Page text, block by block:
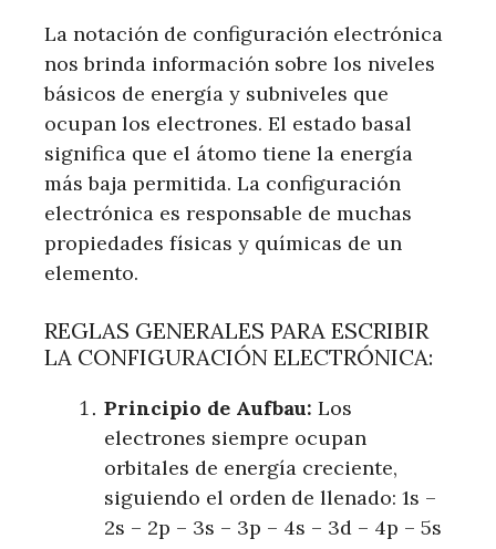
La notación de configuración electrónica
nos brinda información sobre los niveles
básicos de energía y subniveles que
ocupan los electrones. El estado basal
significa que el átomo tiene la energía
más baja permitida. La configuración
electrónica es responsable de muchas
propiedades físicas y químicas de un
elemento.
REGLAS GENERALES PARA ESCRIBIR
LA CONFIGURACIÓN ELECTRÓNICA:
Principio de Aufbau: Los
electrones siempre ocupan
orbitales de energía creciente,
siguiendo el orden de llenado: 1s –
2s – 2p – 3s – 3p – 4s – 3d – 4p – 5s